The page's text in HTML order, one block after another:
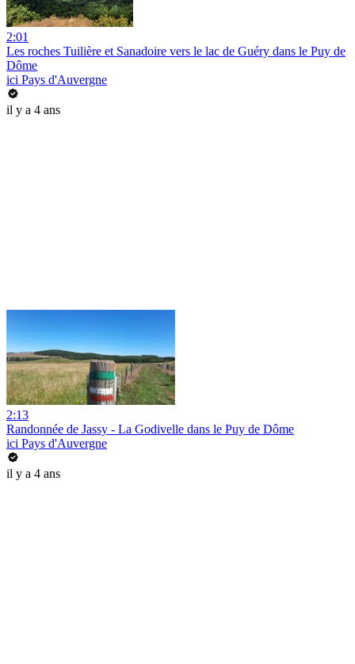
2:01
Les roches Tuilière et Sanadoire vers le lac de Guéry dans le Puy de
Dôme
ici Pays d'Auvergne
il y a 4 ans
2:13
Randonnée de Jassy - La Godivelle dans le Puy de Dôme
ici Pays d'Auvergne
il y a 4 ans